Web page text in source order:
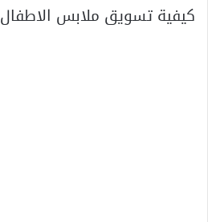
كيفية تسويق ملابس الاطفال